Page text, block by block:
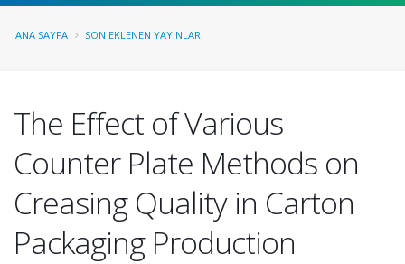
ANA SAYFA SON EKLENEN YAYINLAR
The Effect of Various
Counter Plate Methods on
Creasing Quality in Carton
Packaging Production